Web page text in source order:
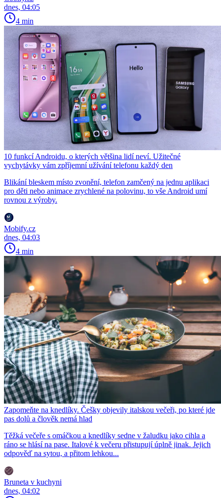
dnes, 04:05
4 min
10 funkcí Androidu, o kterých většina lidí neví. Užitečné
vychytávky vám zpříjemní užívání telefonu každý den
Blikání bleskem místo zvonění, telefon zamčený na jednu aplikaci
pro děti nebo animace zrychlené na polovinu, to vše Android umí
rovnou z výroby.
Mobify.cz
dnes, 04:03
4 min
Zapomeňte na knedlíky. Češky objevily italskou večeři, po které jde
pas dolů a člověk nemá hlad
Těžká večeře s omáčkou a knedlíky sedne v žaludku jako cihla a
ráno se hlásí na pase. Italové k večeru přistupují úplně jinak. Jejich
odpověď na sytou, a přitom lehkou...
Bruneta v kuchyni
dnes, 04:02